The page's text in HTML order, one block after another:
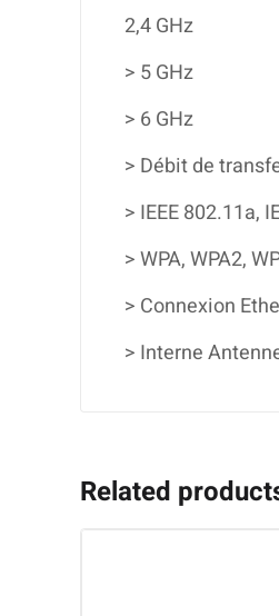
2,4 GHz
> 5 GHz
> 6 GHz
> Débit de
> IEEE 802.11a,
> WPA, WPA2,
> Connexion
> Interne
Related